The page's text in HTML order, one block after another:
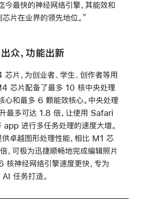
今最快的神经网络引擎，其能效和
片在业界的领先地位。”
众，功能出新
片，为创业者、学生、创作者等用
芯片配备了最多 10 核中央处理
心和最多 6 颗能效核心。中央处理
最多可达 1.8 倍，让使用 Safari
进行多任务处理的速度大增。
卓越图形处理性能，相比 M1 芯
，可极为迅捷顺畅地完成编辑照片
核神经网络引擎速度更快，专为
任务打造。